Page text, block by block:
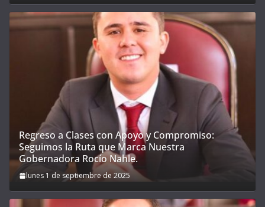
Regreso a Clases con Apoyo y Compromiso:
Seguimos la Ruta que Marca Nuestra
Gobernadora Rocío Nahle.
lunes 1 de septiembre de 2025